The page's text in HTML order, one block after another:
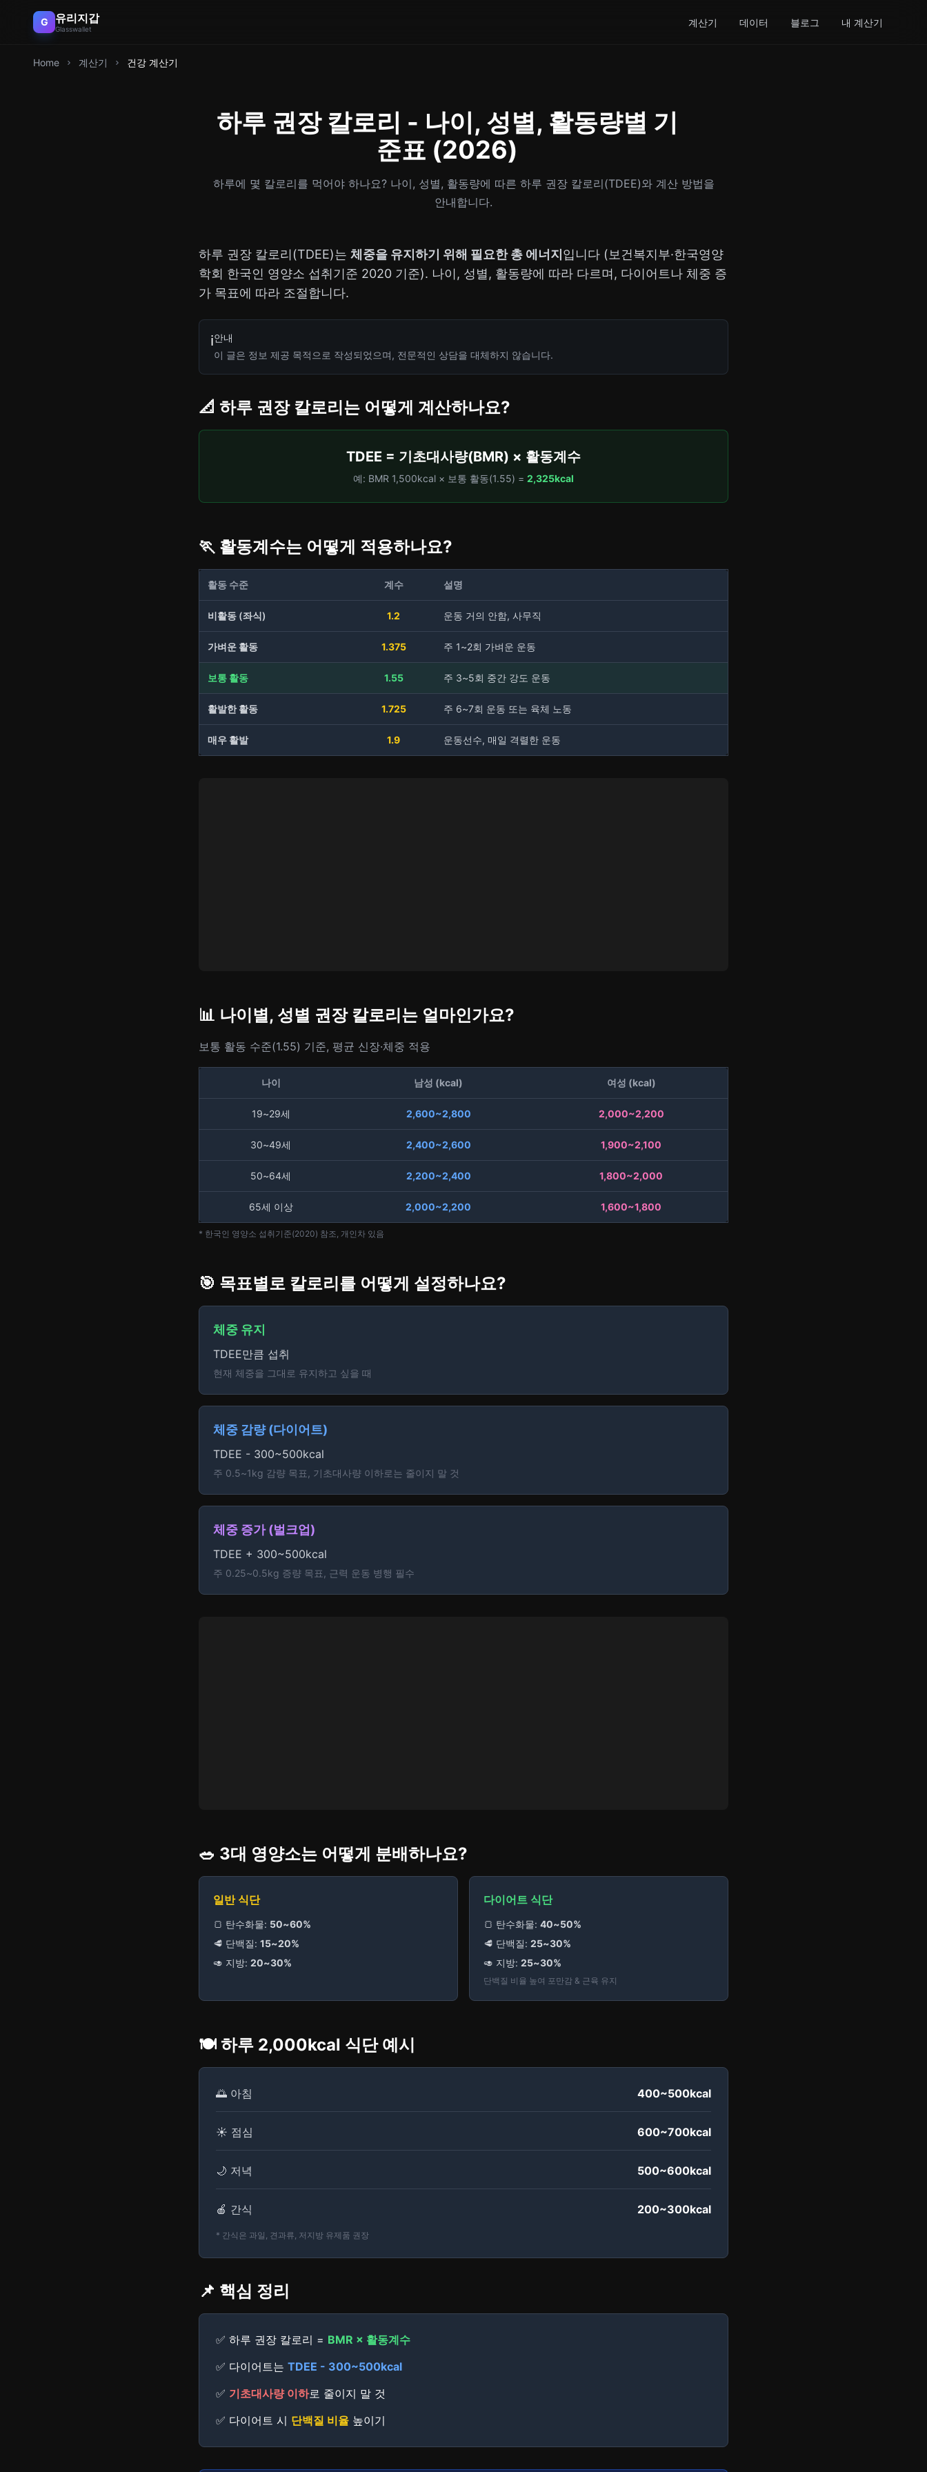
G 유리지갑
Glasswallet
계산기 데이터 블로그 내 계산기
Home 계산기 건강 계산기
하루 권장 칼로리 - 나이, 성별, 활동량별 기
준표 (2026)
하루에 몇 칼로리를 먹어야 하나요? 나이, 성별, 활동량에 따른 하루 권장 칼로리(TDEE)와 계산 방법을
안내합니다.
하루 권장 칼로리(TDEE)는 체중을 유지하기 위해 필요한 총 에너지 입니다 (보건복지부·한국영양
학회 한국인 영양소 섭취기준 2020 기준). 나이, 성별, 활동량에 따라 다르며, 다이어트나 체중 증
가 목표에 따라 조절합니다.
ℹ️안내
이 글은 정보 제공 목적으로 작성되었으며, 전문적인 상담을 대체하지 않습니다.
📐 하루 권장 칼로리는 어떻게 계산하나요?
TDEE = 기초대사량(BMR) × 활동계수
예: BMR 1,500kcal × 보통 활동(1.55) = 2,325kcal
🏃 활동계수는 어떻게 적용하나요?
활동 수준 계수 설명
비활동 (좌식) 1.2 운동 거의 안함, 사무직
가벼운 활동 1.375 주 1~2회 가벼운 운동
보통 활동 1.55 주 3~5회 중간 강도 운동
활발한 활동 1.725 주 6~7회 운동 또는 육체 노동
매우 활발 1.9 운동선수, 매일 격렬한 운동
📊 나이별, 성별 권장 칼로리는 얼마인가요?
보통 활동 수준(1.55) 기준, 평균 신장·체중 적용
나이 남성 (kcal) 여성 (kcal)
19~29세 2,600~2,800 2,000~2,200
30~49세 2,400~2,600 1,900~2,100
50~64세 2,200~2,400 1,800~2,000
65세 이상 2,000~2,200 1,600~1,800
* 한국인 영양소 섭취기준(2020) 참조, 개인차 있음
🎯 목표별로 칼로리를 어떻게 설정하나요?
체중 유지
TDEE만큼 섭취
현재 체중을 그대로 유지하고 싶을 때
체중 감량 (다이어트)
TDEE - 300~500kcal
주 0.5~1kg 감량 목표, 기초대사량 이하로는 줄이지 말 것
체중 증가 (벌크업)
TDEE + 300~500kcal
주 0.25~0.5kg 증량 목표, 근력 운동 병행 필수
🥗 3대 영양소는 어떻게 분배하나요?
일반 식단
🍞 탄수화물: 50~60%
🥩 단백질: 15~20%
🥑 지방: 20~30%
다이어트 식단
🍞 탄수화물: 40~50%
🥩 단백질: 25~30%
🥑 지방: 25~30%
단백질 비율 높여 포만감 & 근육 유지
🍽️ 하루 2,000kcal 식단 예시
🌅 아침 400~500kcal
☀️ 점심 600~700kcal
🌙 저녁 500~600kcal
🍎 간식 200~300kcal
* 간식은 과일, 견과류, 저지방 유제품 권장
📌 핵심 정리
✅ 하루 권장 칼로리 = BMR × 활동계수
✅ 다이어트는 TDEE - 300~500kcal
✅ 기초대사량 이하로 줄이지 말 것
✅ 다이어트 시 단백질 비율 높이기